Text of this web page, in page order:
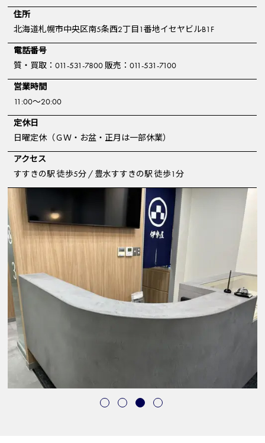
住所
北海道札幌市中央区南5条西2丁目1番地イセヤビルB1F
電話番号
質・買取：011-531-7800 販売：011-531-7100
営業時間
11:00～20:00
定休日
日曜定休（ＧＷ・お盆・正月は一部休業）
アクセス
すすきの駅 徒歩5分 / 豊水すすきの駅 徒歩1分